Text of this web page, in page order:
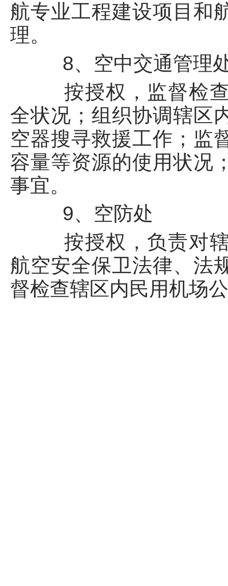
航专业工程建设项目和
理。
8、空中交通管理
按授权，监督检查
全状况；组织协调辖区
空器搜寻救援工作；监
容量等资源的使用状况
事宜。
9、空防处
按授权，负责对辖
航空安全保卫法律、法
督检查辖区内民用机场